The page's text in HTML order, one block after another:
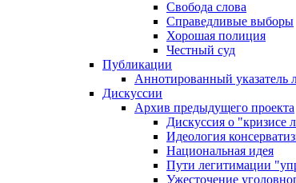
Свобода слова
Справедливые выборы
Хорошая полиция
Честный суд
Публикации
Аннотированный указатель
Дискуссии
Архив предыдущего проекта
Дискуссия о "кризисе
Идеология
Национальная идея
Пути легитимации
Ужесточение